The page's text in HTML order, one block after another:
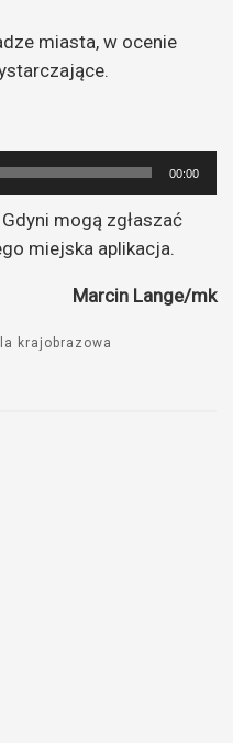
miasta, w ocenie
00:00
mogą zgłaszać
miejska aplikacja.
Marcin Lange/mk
krajobrazowa